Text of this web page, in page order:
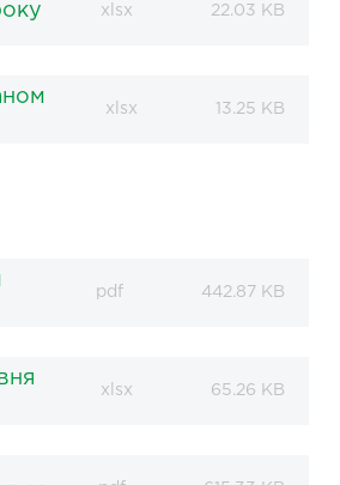
xlsx 22.03 KB
xlsx 13.25 KB
pdf 442.87 KB
xlsx 65.26 KB